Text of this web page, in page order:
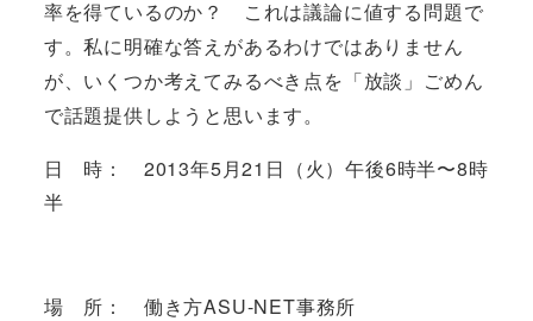
率を得ているのか？ これは議論に値する問題で
す。私に明確な答えがあるわけではありません
が、いくつか考えてみるべき点を「放談」ごめん
で話題提供しようと思います。
日 時： 2013年5月21日（火）午後6時半〜8時
半
場 所： 働き方ASU-NET事務所